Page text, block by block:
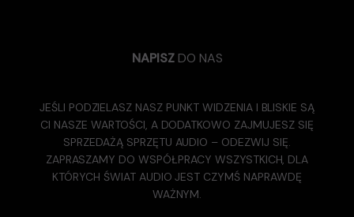
NAPISZ DO NAS
JEŚLI PODZIELASZ NASZ PUNKT WIDZENIA I BLISKIE SĄ
CI NASZE WARTOŚCI, A DODATKOWO ZAJMUJESZ SIĘ
SPRZEDAŻĄ SPRZĘTU AUDIO – ODEZWIJ SIĘ.
ZAPRASZAMY DO WSPÓŁPRACY WSZYSTKICH, DLA
KTÓRYCH ŚWIAT AUDIO JEST CZYMŚ NAPRAWDĘ
WAŻNYM.